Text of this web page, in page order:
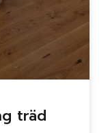
träd